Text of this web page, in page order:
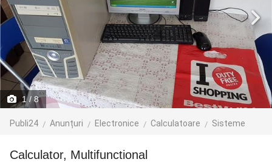
1/ 8
Publi24 Anunțuri Electronice Calculatoare Sisteme
Calculator, Multifunctional